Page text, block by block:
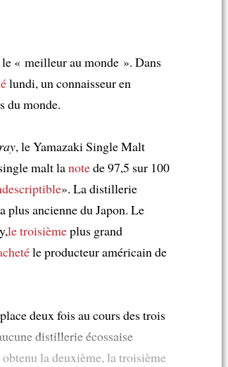
le « meilleur au monde ». Dans
lundi, un connaisseur en
du monde.
, le Yamazaki Single Malt
malt lanotede 97,5 sur 100
». La distillerie
plus ancienne du Japon. Le
le troisièmeplus grand
le producteur américain de
deux fois au cours des trois
distillerie écossaise
la deuxième, la troisième